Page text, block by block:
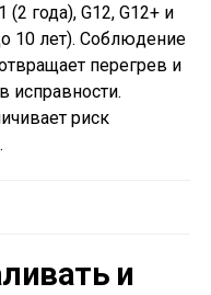
года), G12, G12+ и
10 лет). Соблюдение
перегрев и
исправности.
риск
и